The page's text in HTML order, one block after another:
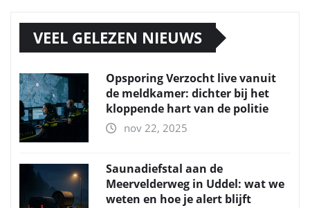
VEEL GELEZEN NIEUWS
Opsporing Verzocht live vanuit
de meldkamer: dichter bij het
kloppende hart van de politie
nov 22, 2025
Saunadiefstal aan de
Meervelderweg in Uddel: wat we
weten en hoe je alert blijft